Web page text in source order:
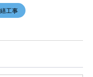
工事